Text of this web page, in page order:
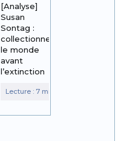
[Analyse]
Susan
Sontag :
collectionner
le monde
avant
l’extinction